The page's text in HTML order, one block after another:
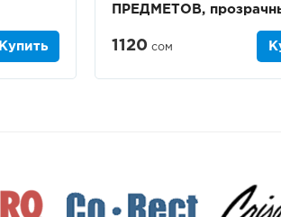
Купить
ПРЕДМЕТОВ,
1120 сом